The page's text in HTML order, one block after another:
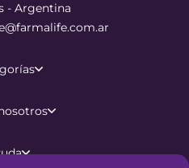
- Argentina